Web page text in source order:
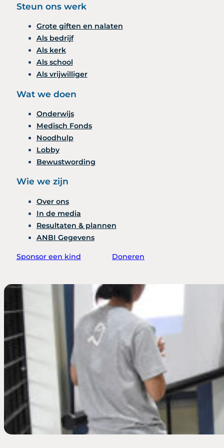
Steun ons werk
Grote giften en nalaten
Als bedrijf
Als kerk
Als school
Als vrijwilliger
Wat we doen
Onderwijs
Medisch Fonds
Noodhulp
Lobby
Bewustwording
Wie we zijn
Over ons
In de media
Resultaten & plannen
ANBI Gegevens
Sponsor een kind Doneren